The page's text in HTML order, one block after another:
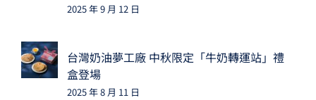
2025 年 9 月 12 日
台灣奶油夢工廠 中秋限定「牛奶轉運站」禮
盒登場
2025 年 8 月 11 日